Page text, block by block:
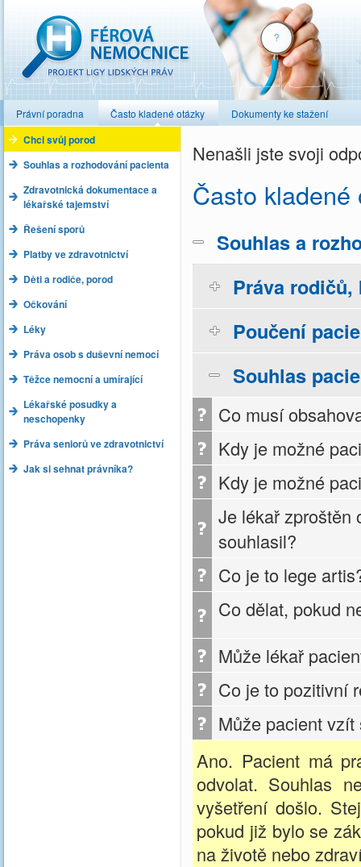
Právní poradna Často kladené otázky Dokumenty ke stažení
Chci svůj porod
Souhlas a rozhodování pacienta
Zdravotnická dokumentace a
lékařské tajemství
Řešení sporů
Platby ve zdravotnictví
Děti a rodiče, porod
Očkování
Léky
Práva osob s duševní nemocí
Těžce nemocní a umírající
Lékařské posudky a
neschopenky
Práva seniorů ve zdravotnictví
Jak si sehnat právníka?
Nenašli jste svoji
Často kladené
Souhlas a
Práva
Poučení
Souhlas
Co musí
Kdy je možné
Kdy je možné
Je lékař zproštěn
souhlasil?
Co je to lege
Co dělat, pokud
Může lékař
Co je to pozitivní
Může pacient
Ano. Pacient má
odvolat. Souhlas
vyšetření došlo.
pokud již bylo se
na životě nebo